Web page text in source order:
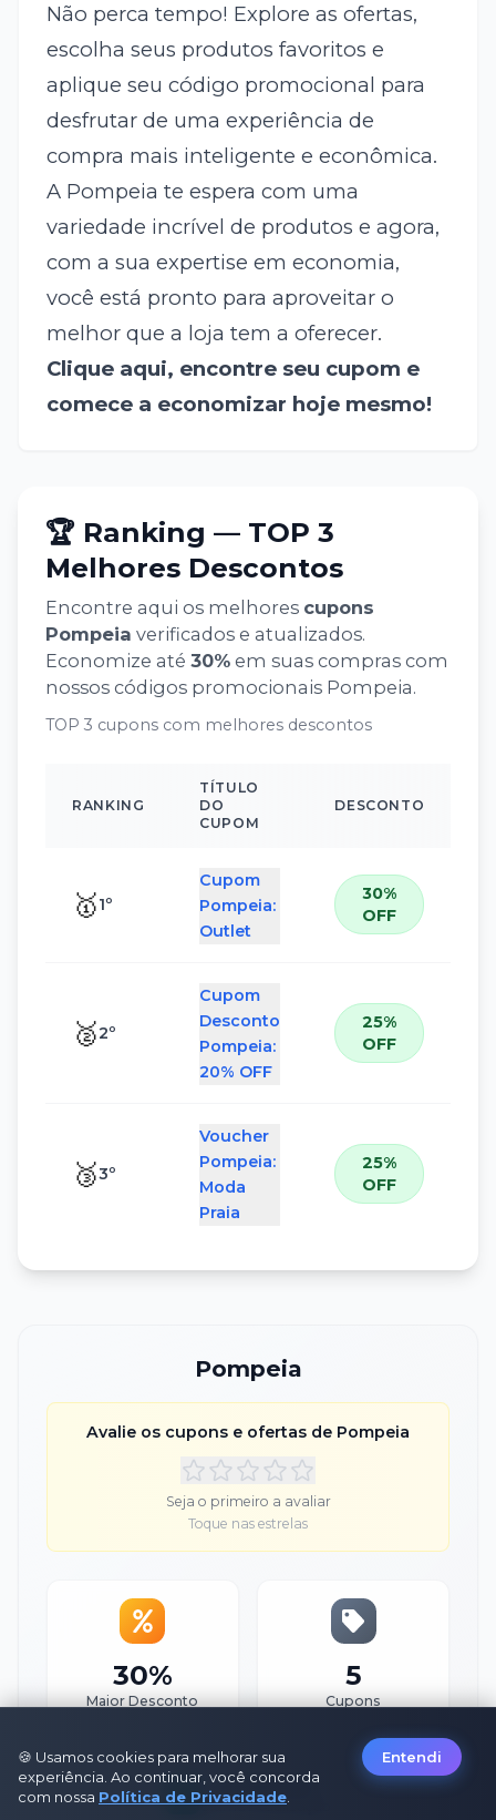
Não perca tempo! Explore as ofertas,
escolha seus produtos favoritos e
aplique seu código promocional para
desfrutar de uma experiência de
compra mais inteligente e econômica.
A Pompeia te espera com uma
variedade incrível de produtos e agora,
com a sua expertise em economia,
você está pronto para aproveitar o
melhor que a loja tem a oferecer.
Clique aqui, encontre seu cupom e
comece a economizar hoje mesmo!
🏆 Ranking — TOP 3
Melhores Descontos
Encontre aqui os melhores cupons
Pompeia verificados e atualizados.
Economize até 30%em suas compras com
nossos códigos promocionais Pompeia.
TOP 3 cupons com melhores descontos
RANKING
TÍTULO
DO
CUPOM
DESCONTO
🥇1º
Cupom
Pompeia:
Outlet
30%
OFF
🥈2º
Cupom
Desconto
Pompeia:
20% OFF
25%
OFF
🥉3º
Voucher
Pompeia:
Moda
Praia
25%
OFF
Pompeia
Avalie os cupons e ofertas de Pompeia
Seja o primeiro a avaliar
Toque nas estrelas
30%
Maior Desconto
5
Cupons
06/08/2026
Última Atualização
🍪 Usamos cookies para melhorar sua
experiência. Ao continuar, você concorda
com nossa Política de Privacidade
Entendi